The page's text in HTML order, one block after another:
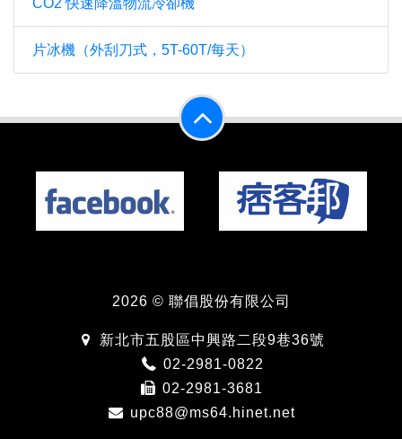
CO2 快速降溫物流冷卻機
片冰機（外刮刀式，5T-60T/每天）
2026 © 聯倡股份有限公司
新北市五股區中興路二段9巷36號
02-2981-0822
02-2981-3681
upc88@ms64.hinet.net